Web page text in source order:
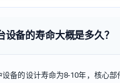
设备的寿命大概是多久？
设备的设计寿命为8-10年，核心部